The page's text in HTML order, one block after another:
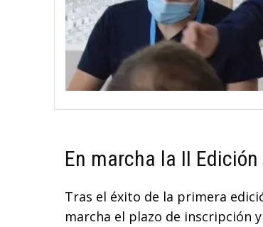
En marcha la II
Tras el éxito de la primera
marcha el plazo de inscripción